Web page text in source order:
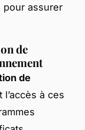
assurer
de
de
à ces